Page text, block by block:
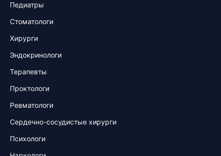
Педиатры
Стоматологи
Хирурги
Эндокринологи
Терапевты
Проктологи
Ревматологи
Сердечно-сосудистые хирурги
Психологи